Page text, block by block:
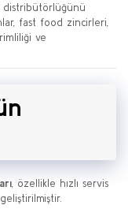
distribütörlüğünü
fast food zincirleri,
ve
, özellikle hızlı servis